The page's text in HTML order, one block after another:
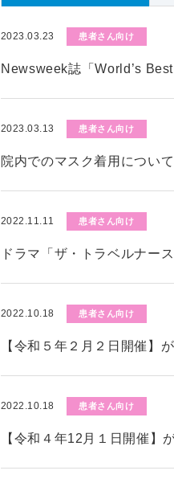
2023.03.23 患者さん向け
Newsweek誌「World’s
2023.03.13 患者さん向け
院内でのマスク着用について
2022.11.11 患者さん向け
ドラマ「ザ・トラベルナー
2022.10.18 患者さん向け
【令和５年２月２日開催】
2022.10.18 患者さん向け
【令和４年12月１日開催